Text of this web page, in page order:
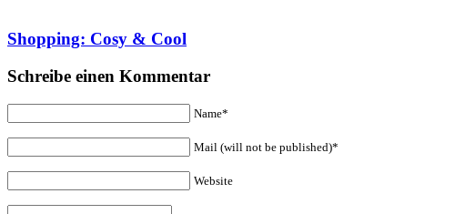
Shopping: Cosy & Cool
Schreibe einen Kommentar
Name*
Mail (will not be published)*
Website